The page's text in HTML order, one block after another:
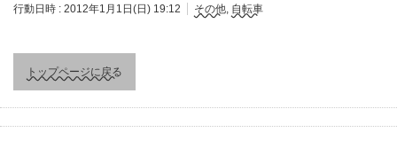
行動日時 : 2012年1月1日(日) 19:12 その他 自転車
トップページに戻る